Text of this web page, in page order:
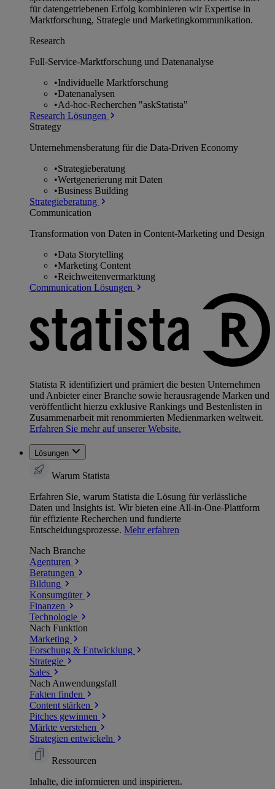
für datengetriebenen Erfolg kombinieren wir Expertise in
Marktforschung, Strategie und Marketingkommunikation.
Research
Full-Service-Marktforschung und Datenanalyse
•Individuelle Marktforschung
•Datenanalysen
•Ad-hoc-Recherchen "askStatista"
Research Lösungen
Strategy
Unternehmens­beratung für die Data-Driven Economy
•Strategieberatung
•Wertgenerierung mit Daten
•Business Building
Strategieberatung
Communication
Transformation von Daten in Content-Marketing und Design
•Data Storytelling
•Marketing Content
•Reichweitenvermarktung
Communication Lösungen
Statista R identifiziert und prämiert die besten Unternehmen
und Anbieter einer Branche sowie herausragende Marken und
veröffentlicht hierzu exklusive Rankings und Bestenlisten in
Zusammenarbeit mit renommierten Medienmarken weltweit.
Erfahren Sie mehr auf unserer Website.
Lösungen
Warum Statista
Erfahren Sie, warum Statista die Lösung für verlässliche
Daten und Insights ist. Wir bieten eine All-in-One-Plattform
für effiziente Recherchen und fundierte
Entscheidungsprozesse. Mehr erfahren
Nach Branche
Agenturen
Beratungen
Bildung
Konsumgüter
Finanzen
Technologie
Nach Funktion
Marketing
Forschung & Entwicklung
Strategie
Sales
Nach Anwendungsfall
Fakten finden
Content stärken
Pitches gewinnen
Märkte verstehen
Strategien entwickeln
Ressourcen
Inhalte, die informieren und inspirieren.